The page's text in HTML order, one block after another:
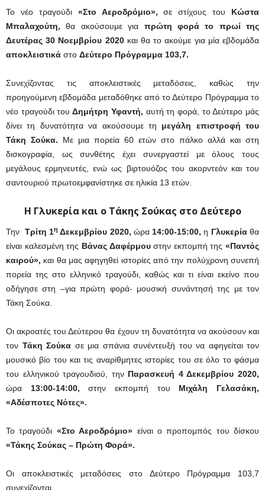
Το νέο τραγούδι «Στο Αεροδρόμιο», σε στίχους του Κώστα
Μπαλαχούτη, θα ακούσουμε για πρώτη
φορά το πρωί της
Δευτέρας 30 Νοεμβρίου 2020και θα το ακούμε για μία εβδομάδα
αποκλειστικά στο Δεύτερο Πρόγραμμα 103,7.
Συνεχίζοντας τις αποκλειστικές μεταδόσεις, καθώς την
προηγούμενη εβδομάδα μεταδόθηκε από το Δεύτερο Πρόγραμμα το
νέο τραγούδι του Δημήτρη Υφαντή, αυτή τη φορά, το Δεύτερο μάς
δίνει τη δυνατότητα να ακούσουμε τη μεγάλη επιστροφή του
Τάκη Σούκα. Με μια πορεία 60 ετών στο πάλκο αλλά και στη
δισκογραφία, ως συνθέτης έχει συνεργαστεί με όλους τους
μεγάλους ερμηνευτές, ενώ ως βιρτουόζος του ακορντεόν και του
σαντουριού πρωτοεμφανίστηκε σε ηλικία 13 ετών.
Η Γλυκερία και ο Τάκης Σούκας στο Δεύτερο
Την Τρίτη 1η Δεκεμβρίου 2020, ώρα 14:00-15:00, η Γλυκερίαθα
είναι καλεσμένη της Βάνας Δαφέρμουστην εκπομπή της «Παντός
καιρού», και θα μας αφηγηθεί ιστορίες από την πολύχρονη συνεπή
πορεία της στο ελληνικό τραγούδι, καθώς και τι είναι εκείνο που
οδήγησε στη –για πρώτη φορά- μουσική συνάντησή της με τον
Τάκη Σούκα.
Οι ακροατές του Δεύτερου θα έχουν τη δυνατότητα να ακούσουν και
τον Τάκη Σούκα σε μια σπάνια συνέντευξή του να αφηγείται τον
μουσικό βίο του και τις αναρίθμητες ιστορίες του σε όλο το φάσμα
του ελληνικού τραγουδιού, την Παρασκευή 4 Δεκεμβρίου 2020,
ώρα 13:00-14:00,στην εκπομπή του Μιχάλη Γελασάκη,
«Αδέσποτες Νότες».
Το τραγούδι «Στο Αεροδρόμιο» είναι ο προπομπός του δίσκου
«Τάκης Σούκας – Πρώτη Φορά».
Οι αποκλειστικές μεταδόσεις στο Δεύτερο Πρόγραμμα 103,7
συνεχίζονται.